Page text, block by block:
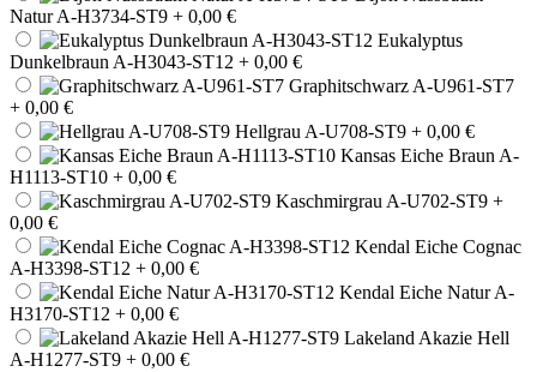
Natur A-H3734-ST9 + 0,00 €
Eukalyptus
Dunkelbraun A-H3043-ST12 + 0,00 €
Graphitschwarz A-U961-ST7
+ 0,00 €
Hellgrau A-U708-ST9 + 0,00 €
Kansas Eiche Braun A-
H1113-ST10 + 0,00 €
Kaschmirgrau A-U702-ST9 +
0,00 €
Kendal Eiche Cognac
A-H3398-ST12 + 0,00 €
Kendal Eiche Natur A-
H3170-ST12 + 0,00 €
Lakeland Akazie Hell
A-H1277-ST9 + 0,00 €